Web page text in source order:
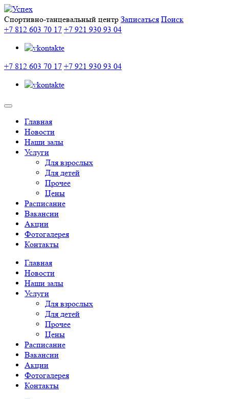
Спортивно-танцевальный центр Записаться Поиск
+7 812 603 70 17 +7 921 930 93 04
+7 812 603 70 17 +7 921 930 93 04
Главная
Новости
Наши залы
Услуги
Для взрослых
Для детей
Прочее
Цены
Расписание
Вакансии
Акции
Фотогалерея
Контакты
Главная
Новости
Наши залы
Услуги
Для взрослых
Для детей
Прочее
Цены
Расписание
Вакансии
Акции
Фотогалерея
Контакты